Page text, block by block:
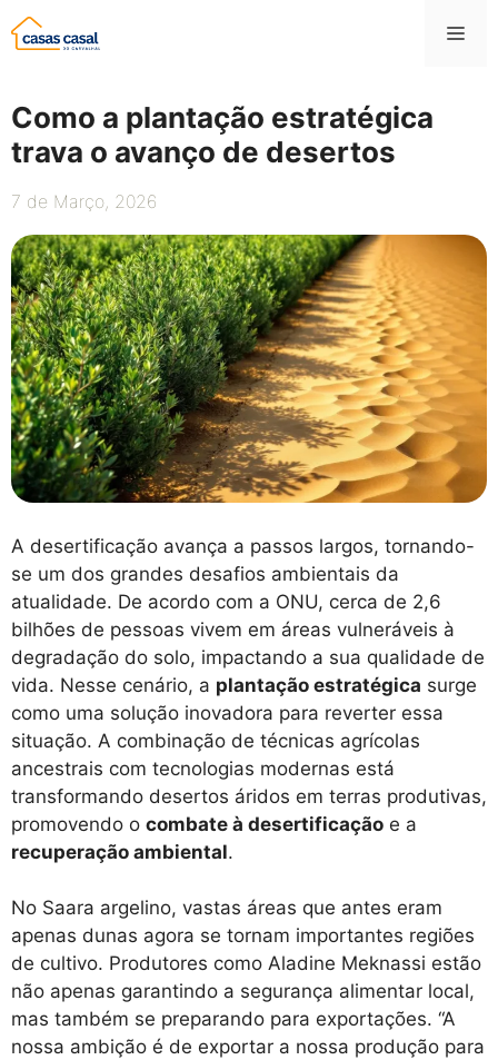
Saltar
para
Como a plantação estratégica
trava o avanço de desertos
7 de Março, 2026
A desertificação avança a passos largos, tornando-
se um dos grandes desafios ambientais da
atualidade. De acordo com a ONU, cerca de 2,6
bilhões de pessoas vivem em áreas vulneráveis à
degradação do solo, impactando a sua qualidade de
vida. Nesse cenário, a plantação estratégica surge
como uma solução inovadora para reverter essa
situação. A combinação de técnicas agrícolas
ancestrais com tecnologias modernas está
transformando desertos áridos em terras produtivas,
promovendo o combate à desertificação e a
recuperação ambiental.
No Saara argelino, vastas áreas que antes eram
apenas dunas agora se tornam importantes regiões
de cultivo. Produtores como Aladine Meknassi estão
não apenas garantindo a segurança alimentar local,
mas também se preparando para exportações. “A
nossa ambição é de exportar a nossa produção para